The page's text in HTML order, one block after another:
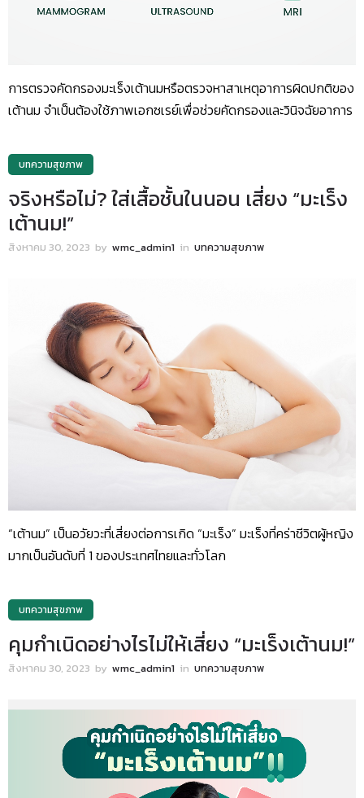
การตรวจคัดกรองมะเร็งเต้านมหรือตรวจหาสาเหตุอาการผิดปกติของ
เต้านม จำเป็นต้องใช้ภาพเอกซเรย์เพื่อช่วยคัดกรองและวินิจฉัยอาการ
บทความสุขภาพ
จริงหรือไม่? ใส่เสื้อชั้นในนอน เสี่ยง “มะเร็ง
เต้านม!”
สิงหาคม 30, 2023 by wmc_admin1 in บทความสุขภาพ
“เต้านม” เป็นอวัยวะที่เสี่ยงต่อการเกิด “มะเร็ง” มะเร็งที่คร่าชีวิตผู้หญิง
มากเป็นอันดับที่ 1 ของประเทศไทยและทั่วโลก
บทความสุขภาพ
คุมกำเนิดอย่างไรไม่ให้เสี่ยง “มะเร็งเต้านม!”
สิงหาคม 30, 2023 by wmc_admin1 in บทความสุขภาพ